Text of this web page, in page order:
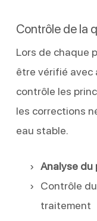
Contrôle de la
Lors de chaque
être vérifié avec
contrôle les
les corrections
eau stable.
Analyse du
Contrôle
traitement